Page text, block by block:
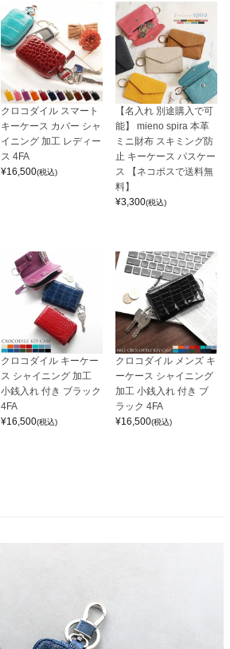
クロコダイル スマート
キーケース カバー シャ
イニング 加工 レディー
ス 4FA
¥16,500(税込)
【名入れ 別途購入で可
能】 mieno spira 本革
ミニ財布 スキミング防
止 キーケース パスケー
ス 【ネコポスで送料無
料】
¥3,300(税込)
クロコダイル キーケー
ス シャイニング 加工
小銭入れ 付き ブラック
4FA
¥16,500(税込)
クロコダイル メンズ キ
ーケース シャイニング
加工 小銭入れ 付き ブ
ラック 4FA
¥16,500(税込)